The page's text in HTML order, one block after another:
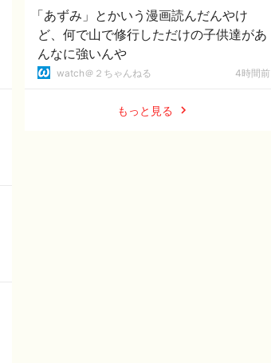
「あずみ」とかいう漫画読んだんやけ
ど、何で山で修行しただけの子供達があ
んなに強いんや
watch＠２ちゃんねる 4時間前
もっと見る